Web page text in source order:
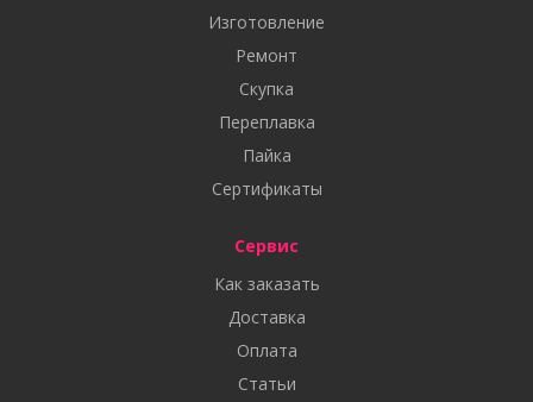
Изготовление
Ремонт
Скупка
Переплавка
Пайка
Сертификаты
Сервис
Как заказать
Доставка
Оплата
Статьи